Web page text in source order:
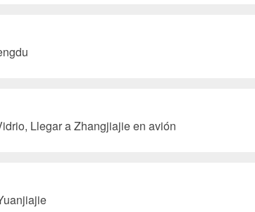
Llegar a Zhangjiajie en avión